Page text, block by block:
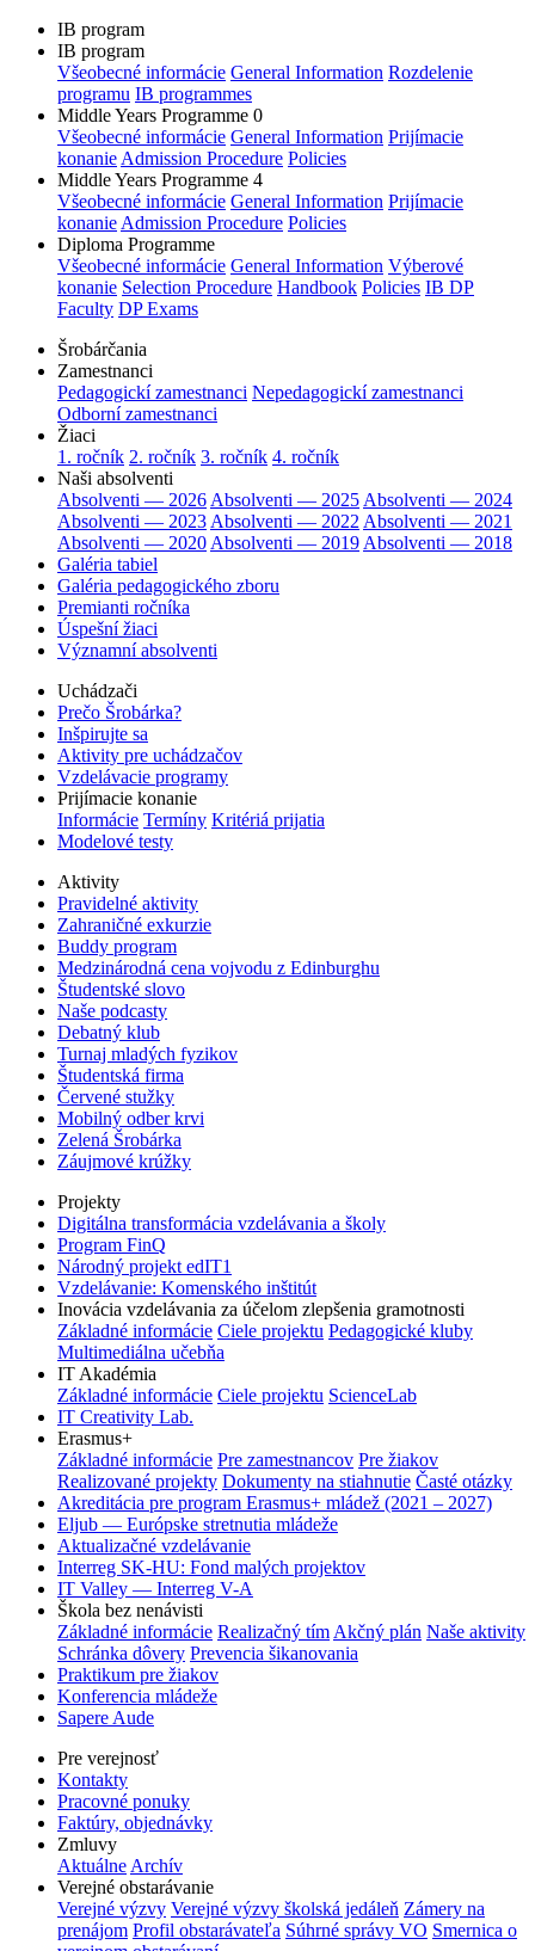
IB program
IB program
Všeobecné informácie General Information Rozdelenie
programu IB programmes
Middle Years Programme 0
Všeobecné informácie General Information Prijímacie
konanie Admission Procedure Policies
Middle Years Programme 4
Všeobecné informácie General Information Prijímacie
konanie Admission Procedure Policies
Diploma Programme
Všeobecné informácie General Information Výberové
konanie Selection Procedure Handbook Policies IB DP
Faculty DP Exams
Šrobárčania
Zamestnanci
Pedagogickí zamestnanci Nepedagogickí zamestnanci
Odborní zamestnanci
Žiaci
1. ročník 2. ročník 3. ročník 4. ročník
Naši absolventi
Absolventi — 2026 Absolventi — 2025 Absolventi — 2024
Absolventi — 2023 Absolventi — 2022 Absolventi — 2021
Absolventi — 2020 Absolventi — 2019 Absolventi — 2018
Galéria tabiel
Galéria pedagogického zboru
Premianti ročníka
Úspešní žiaci
Významní absolventi
Uchádzači
Prečo Šrobárka?
Inšpirujte sa
Aktivity pre uchádzačov
Vzdelávacie programy
Prijímacie konanie
Informácie Termíny Kritériá prijatia
Modelové testy
Aktivity
Pravidelné aktivity
Zahraničné exkurzie
Buddy program
Medzinárodná cena vojvodu z Edinburghu
Študentské slovo
Naše podcasty
Debatný klub
Turnaj mladých fyzikov
Študentská firma
Červené stužky
Mobilný odber krvi
Zelená Šrobárka
Záujmové krúžky
Projekty
Digitálna transformácia vzdelávania a školy
Program FinQ
Národný projekt edIT1
Vzdelávanie: Komenského inštitút
Inovácia vzdelávania za účelom zlepšenia gramotnosti
Základné informácie Ciele projektu Pedagogické kluby
Multimediálna učebňa
IT Akadémia
Základné informácie Ciele projektu ScienceLab
IT Creativity Lab.
Erasmus+
Základné informácie Pre zamestnancov Pre žiakov
Realizované projekty Dokumenty na stiahnutie Časté otázky
Akreditácia pre program Erasmus+ mládež (2021 – 2027)
Eljub — Európske stretnutia mládeže
Aktualizačné vzdelávanie
Interreg SK-HU: Fond malých projektov
IT Valley — Interreg V-A
Škola bez nenávisti
Základné informácie Realizačný tím Akčný plán Naše aktivity
Schránka dôvery Prevencia šikanovania
Praktikum pre žiakov
Konferencia mládeže
Sapere Aude
Pre verejnosť
Kontakty
Pracovné ponuky
Faktúry, objednávky
Zmluvy
Aktuálne Archív
Verejné obstarávanie
Verejné výzvy Verejné výzvy školská jedáleň Zámery na
prenájom Profil obstarávateľa Súhrné správy VO Smernica o